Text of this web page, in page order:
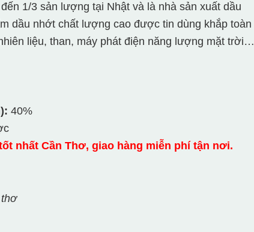
1/3 sản lượng tại Nhật và là nhà sản xuất dầu
dầu nhớt chất lượng cao được tin dùng khắp toàn
liệu, than, máy phát điện năng lượng mặt trời…
40%
nhất Cần Thơ, giao hàng miễn phí tận nơi.